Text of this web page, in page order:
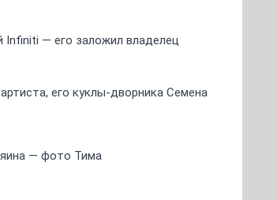
Infiniti — его заложил владелец
его куклы-дворника Семена
— фото Тима